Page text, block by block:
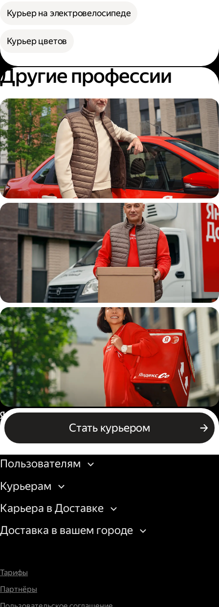
Курьер на электровелосипеде
Курьер цветов
Другие профессии
Автокурьер
Водитель
грузовой машины
Пеший курьер
Стать курьером
Россия
Бизнесу
Пользователям
Курьерам
Карьера в Доставке
Доставка в вашем городе
Тарифы
Партнёры